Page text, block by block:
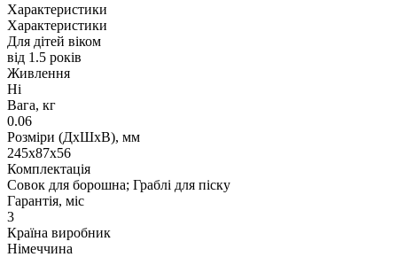
Характеристики
Характеристики
Для дітей віком
від 1.5 років
Живлення
Ні
Вага, кг
0.06
Розміри (ДxШxВ), мм
245х87х56
Комплектація
Совок для борошна; Граблі для піску
Гарантія, міс
3
Країна виробник
Німеччина